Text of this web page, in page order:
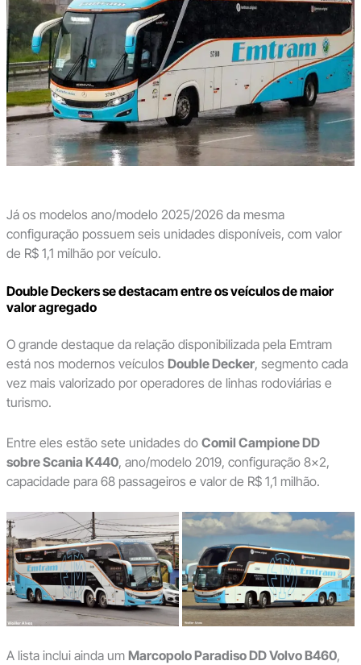
Já os modelos ano/modelo 2025/2026 da mesma
configuração possuem seis unidades disponíveis, com valor
de R$ 1,1 milhão por veículo.
Double Deckers se destacam entre os veículos de maior
valor agregado
O grande destaque da relação disponibilizada pela Emtram
está nos modernos veículos Double Decker, segmento cada
vez mais valorizado por operadores de linhas rodoviárias e
turismo.
Entre eles estão sete unidades do Comil Campione DD
sobre Scania K440, ano/modelo 2019, configuração 8×2,
capacidade para 68 passageiros e valor de R$ 1,1 milhão.
A lista inclui ainda um Marcopolo Paradiso DD Volvo B460,